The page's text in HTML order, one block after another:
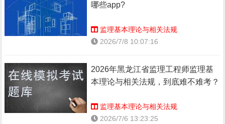
哪些app?
监理基本理论与相关法规
2026/7/8 10:07:16
2026年黑龙江省监理工程师监理基
本理论与相关法规，到底难不难考？
监理基本理论与相关法规
2026/7/6 13:23:25